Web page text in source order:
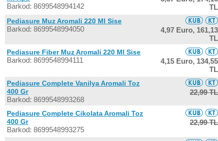
Barkod: 8699548994142
TL
Pediasure Muz Aromali 220 Ml Sise
Barkod: 8699548994050 4,97 Euro, 161,13
TL
Pediasure Fiber Muz Aromali 220 Ml Sise
Barkod: 8699548994111 4,15 Euro, 134,55
TL
Pediasure Complete Vanilya Aromali Toz
400 Gr
Barkod: 8699548993268
22,99 TL
Pediasure Complete Cikolata Aromali Toz
400 Gr
Barkod: 8699548993275
22,99 TL